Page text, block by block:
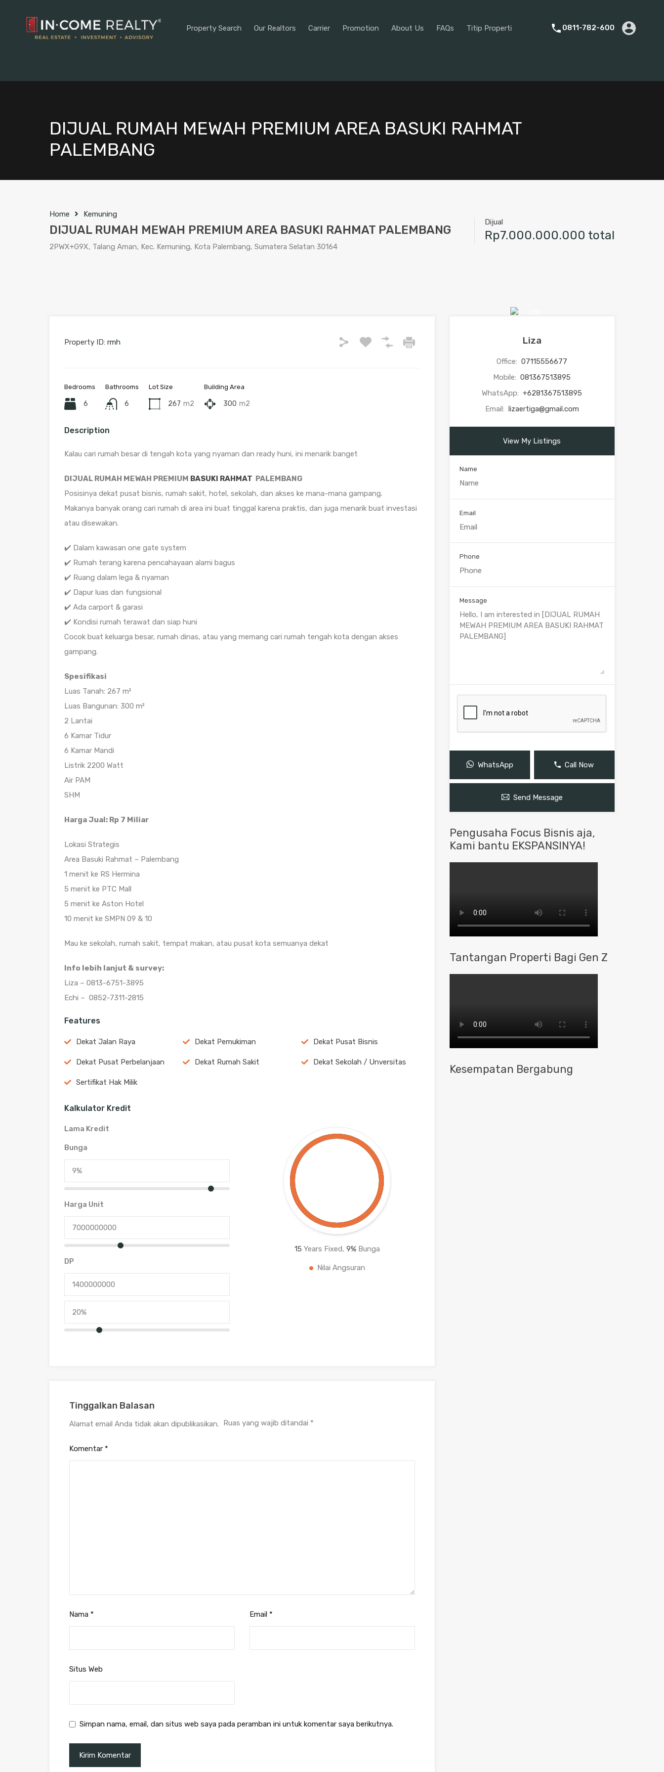
Property Search
Our Realtors Carrier Promotion About Us FAQs Titip Properti 0811-782-600
DIJUAL RUMAH MEWAH PREMIUM AREA BASUKI RAHMAT
PALEMBANG
Home Kemuning
DIJUAL RUMAH MEWAH PREMIUM AREA BASUKI RAHMAT PALEMBANG
2PWX+G9X, Talang Aman, Kec. Kemuning, Kota Palembang, Sumatera Selatan 30164
Dijual
Rp7.000.000.000 total
Property ID: rmh
Bedrooms
6
Bathrooms
6
Lot Size
267 m2
Building Area
300 m2
Description
Kalau cari rumah besar di tengah kota yang nyaman dan ready huni, ini menarik banget
DIJUAL RUMAH MEWAH PREMIUM BASUKI RAHMAT PALEMBANG
Posisinya dekat pusat bisnis, rumah sakit, hotel, sekolah, dan akses ke mana-mana gampang.
Makanya banyak orang cari rumah di area ini buat tinggal karena praktis, dan juga menarik buat investasi
atau disewakan.
✔️ Dalam kawasan one gate system
✔️ Rumah terang karena pencahayaan alami bagus
✔️ Ruang dalam lega & nyaman
✔️ Dapur luas dan fungsional
✔️ Ada carport & garasi
✔️ Kondisi rumah terawat dan siap huni
Cocok buat keluarga besar, rumah dinas, atau yang memang cari rumah tengah kota dengan akses
gampang.
Spesifikasi
Luas Tanah: 267 m²
Luas Bangunan: 300 m²
2 Lantai
6 Kamar Tidur
6 Kamar Mandi
Listrik 2200 Watt
Air PAM
SHM
Harga Jual: Rp 7 Miliar
Lokasi Strategis
Area Basuki Rahmat – Palembang
1 menit ke RS Hermina
5 menit ke PTC Mall
5 menit ke Aston Hotel
10 menit ke SMPN 09 & 10
Mau ke sekolah, rumah sakit, tempat makan, atau pusat kota semuanya dekat
Info lebih lanjut & survey:
Liza – 0813-6751-3895
Echi – 0852-7311-2815
Features
Dekat Jalan Raya Dekat Pemukiman Dekat Pusat Bisnis
Dekat Pusat Perbelanjaan Dekat Rumah Sakit Dekat Sekolah / Unversitas
Sertifikat Hak Milik
Kalkulator Kredit
Lama Kredit
Bunga
Harga Unit
DP
15 Years Fixed, 9%Bunga
Nilai Angsuran
Tinggalkan Balasan
Alamat email Anda tidak akan dipublikasikan. Ruas yang wajib ditandai *
Komentar *
Nama * Email *
Situs Web
Simpan nama, email, dan situs web saya pada peramban ini untuk komentar saya berikutnya.
Liza
Office: 07115556677
Mobile: 081367513895
WhatsApp: +6281367513895
Email: lizaertiga@gmail.com
View My Listings
Name
Email
Phone
Message
WhatsApp Call Now
Send Message
Pengusaha Focus Bisnis aja,
Kami bantu EKSPANSINYA!
Tantangan Properti Bagi Gen Z
Kesempatan Bergabung